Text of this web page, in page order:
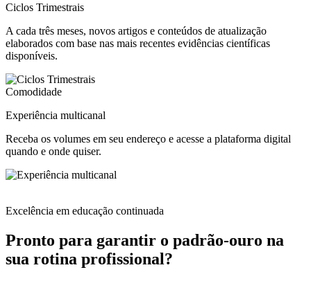
Ciclos Trimestrais
A cada três meses, novos artigos e conteúdos de atualização
elaborados com base nas mais recentes evidências científicas
disponíveis.
Comodidade
Experiência multicanal
Receba os volumes em seu endereço e acesse a plataforma digital
quando e onde quiser.
Excelência em educação continuada
Pronto para garantir o padrão-ouro na
sua rotina profissional?